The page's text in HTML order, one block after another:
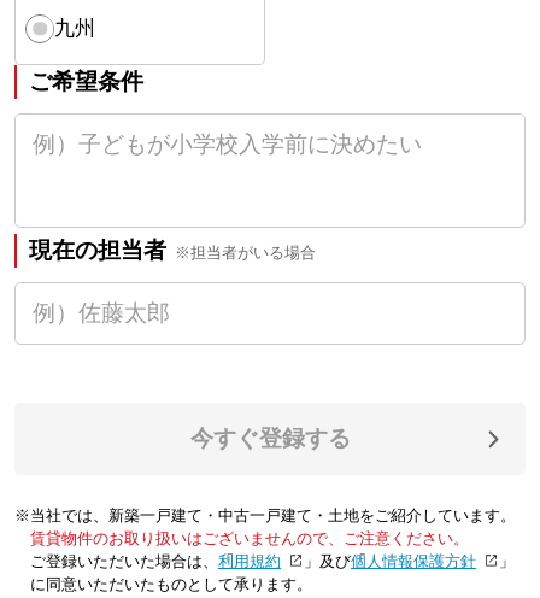
九州
ご希望条件
現在の担当者 ※担当者がいる場合
今すぐ登録する
※当社では、新築一戸建て・中古一戸建て・土地をご紹介しています。
賃貸物件のお取り扱いはございませんので、ご注意ください。
ご登録いただいた場合は、「利用規約 」及び「個人情報保護方針
」
に同意いただいたものとして承ります。